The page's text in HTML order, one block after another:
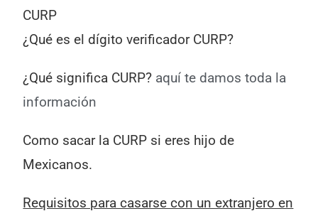
CURP
¿Qué es el dígito verificador CURP?
¿Qué significa CURP? aquí te damos toda la
información
Como sacar la CURP si eres hijo de
Mexicanos.
Requisitos para casarse con un extranjero en